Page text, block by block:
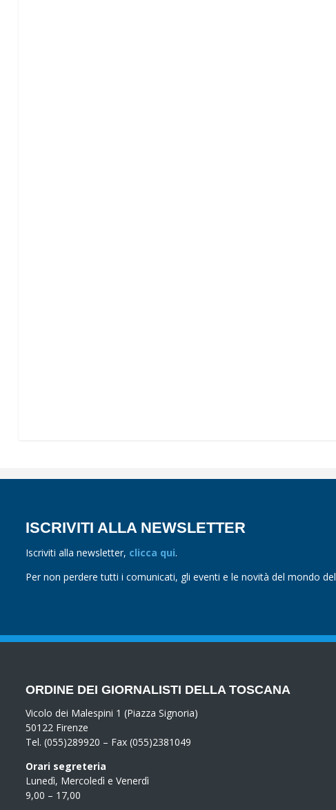
ISCRIVITI ALLA NEWSLETTER
Iscriviti alla newsletter, clicca qui.
Per non perdere tutti i comunicati, gli eventi e le novità del mondo
ORDINE DEI GIORNALISTI DELLA TOSCANA
Vicolo dei Malespini 1 (Piazza Signoria)
50122 Firenze
Tel. (055)289920 – Fax (055)2381049
Orari segreteria
Lunedì, Mercoledì e Venerdì
9,00 – 17,00